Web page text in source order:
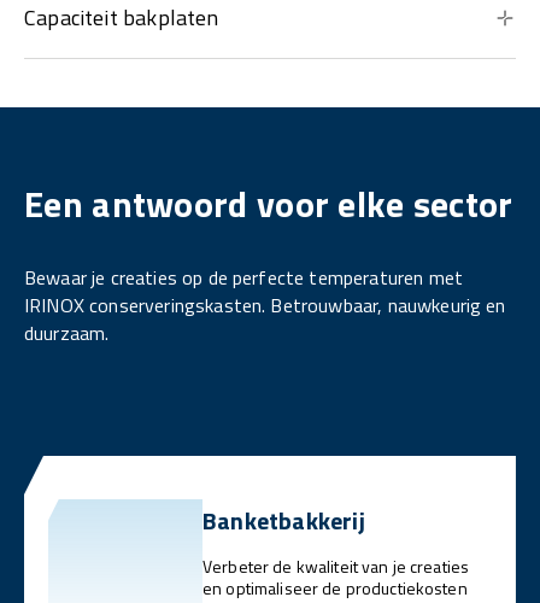
Capaciteit bakplaten
Een antwoord voor elke sector
Bewaar je creaties op de perfecte temperaturen met
IRINOX conserveringskasten. Betrouwbaar, nauwkeurig en
duurzaam.
Banketbakkerij
Verbeter de kwaliteit van je creaties
en optimaliseer de productiekosten